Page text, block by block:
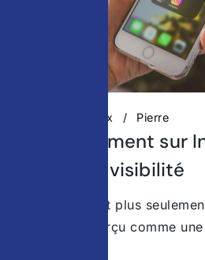
Réseaux Sociaux Pierre
Référencement sur
gagner en visibilité
Instagram n’est plus
Longtemps perçu comme une